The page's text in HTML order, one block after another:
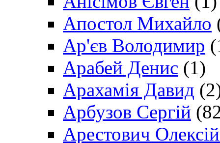
Апостол Михайло
Ар'єв Володимир
Арабей Денис (1)
Арахамія Давид
Арбузов Сергій
Арестович